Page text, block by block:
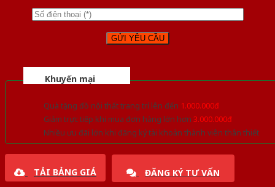
Khuyến mại
Quà tặng đồ nội thất trang trí lên đến 1.000.000đ
Giảm trực tiếp khi mua đơn hàng lớn hơn 3.000.000đ
Nhiều ưu đãi lớn khi đăng ký tài khoản thành viên thân thiết
TẢI BẢNG GIÁ ĐĂNG KÝ TƯ VẤN